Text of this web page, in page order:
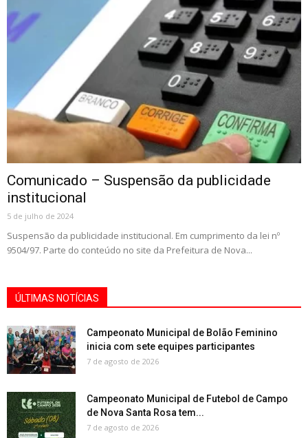
Comunicado – Suspensão da publicidade
institucional
5 de julho de 2024
Suspensão da publicidade institucional. Em cumprimento da lei nº
9504/97. Parte do conteúdo no site da Prefeitura de Nova...
ÚLTIMAS NOTÍCIAS
Campeonato Municipal de Bolão Feminino
inicia com sete equipes participantes
7 de agosto de 2026
Campeonato Municipal de Futebol de Campo
de Nova Santa Rosa tem...
7 de agosto de 2026